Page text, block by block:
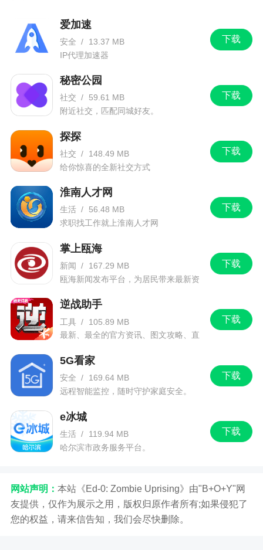
下载
爱加速
安全 /
13.37 MB
IP代理加速器
下载
秘密公园
社交 /
59.61 MB
附近社交，匹配同城好友。
下载
探探
社交 /
148.49 MB
给你惊喜的全新社交方式
下载
淮南人才网
生活 /
56.48 MB
求职找工作就上淮南人才网
下载
掌上瓯海
新闻 /
167.29 MB
瓯海新闻发布平台，为居民带来最新资
下载
逆战助手
工具 /
105.89 MB
最新、最全的官方资讯、图文攻略、直
下载
5G看家
安全 /
169.64 MB
远程智能监控，随时守护家庭安全。
下载
e冰城
生活 /
119.94 MB
哈尔滨市政务服务平台。
网站声明： 本站《Ed-0: Zombie Uprising》由"B+O+Y"网
友提供，仅作为展示之用，版权归原作者所有;如果侵犯了
您的权益，请来信告知，我们会尽快删除。